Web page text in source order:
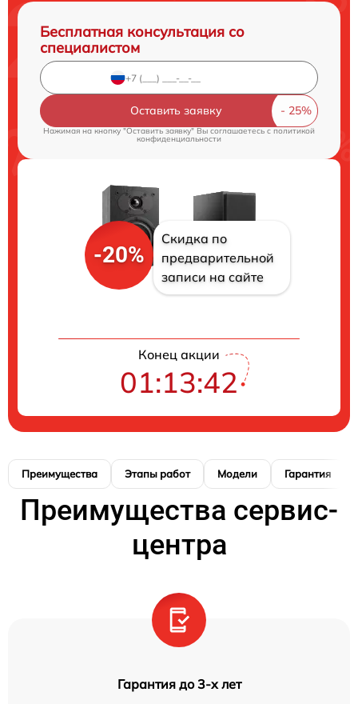
Бесплатная консультация со
специалистом
Оставить заявку
Нажимая на кнопку "Оставить заявку" Вы соглашаетесь c политикой
конфиденциальности
-20%
Скидка по
предварительной
записи на сайте
Конец акции
01:13:41
Преимущества Этапы работ Модели Гарантия
Преимущества сервис-
центра
Гарантия до 3-х лет